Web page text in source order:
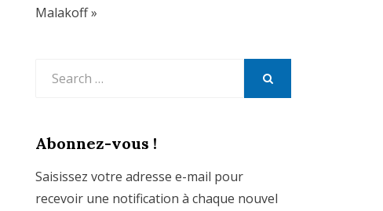
Malakoff »
Abonnez-vous !
Saisissez votre adresse e-mail pour
recevoir une notification à chaque nouvel